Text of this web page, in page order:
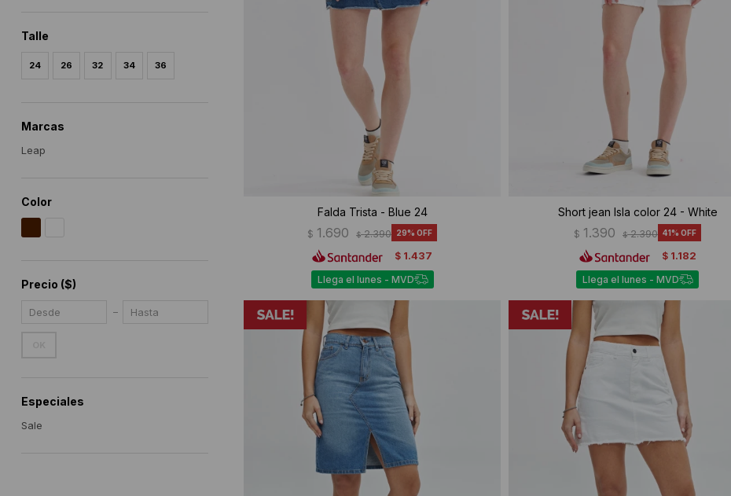
Falda Trista - Blue 24
$ 1.690 $ 2.390 29
$ 1.437
Llega el lunes - MVD
Short jean Isla color 24 - White
$ 1.390 $ 2.390 41
$ 1.182
Llega el lunes - MVD
Talle
24 26 32 34 36
Marcas
Leap
Color
Precio ($)
Especiales
Sale